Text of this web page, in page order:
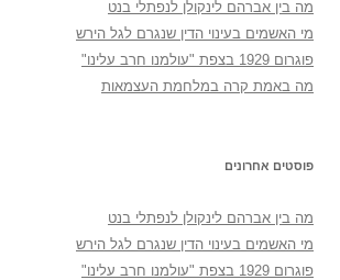
מה בין אברהם לינקולן לנפתלי בנט
מי האשמים בעינוי הדין שנגרם לגל הירש
פוגרום 1929 בצפת "עולמנו חרב עלינו"
מה באמת קרה במלחמת העצמאות
פוסטים אחרונים
מה בין אברהם לינקולן לנפתלי בנט
מי האשמים בעינוי הדין שנגרם לגל הירש
פוגרום 1929 בצפת "עולמנו חרב עלינו"